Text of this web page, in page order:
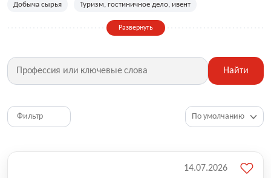
Добыча сырья Туризм, гостиничное дело, ивент
Дизайн, искусство, ивент
Фитнес, красота, спорт Страхование
Медицина, фармацевтика Маркетинг, PR, реклама
HR, управление персоналом
Топ менеджмент, руководители
Развернуть
Найти
Фильтр
14.07.2026